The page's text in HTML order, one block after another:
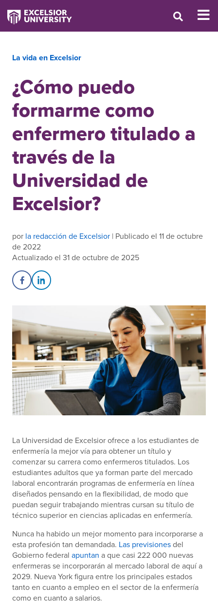
La vida en Excelsior
¿Cómo puedo
formarme como
enfermero titulado a
través de la
Universidad de
Excelsior?
por la redacción de Excelsior | Publicado el 11 de octubre
de 2022
Actualizado el 31 de octubre de 2025
Share on Facebook
Share on LinkedIn
La Universidad de Excelsior ofrece a los estudiantes de
enfermería la mejor vía para obtener un título y
comenzar su carrera como enfermeros titulados. Los
estudiantes adultos que ya forman parte del mercado
laboral encontrarán programas de enfermería en línea
diseñados pensando en la flexibilidad, de modo que
puedan seguir trabajando mientras cursan su título de
técnico superior en ciencias aplicadas en enfermería.
Nunca ha habido un mejor momento para incorporarse a
esta profesión tan demandada. Las previsionesdel
Gobierno federal apuntan a que casi 222 000 nuevas
enfermeras se incorporarán al mercado laboral de aquí a
2029. Nueva York figura entre los principales estados
tanto en cuanto a empleo en el sector de la enfermería
como en cuanto a salarios.